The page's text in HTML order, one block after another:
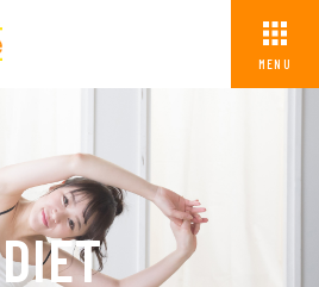
MENU
DIET